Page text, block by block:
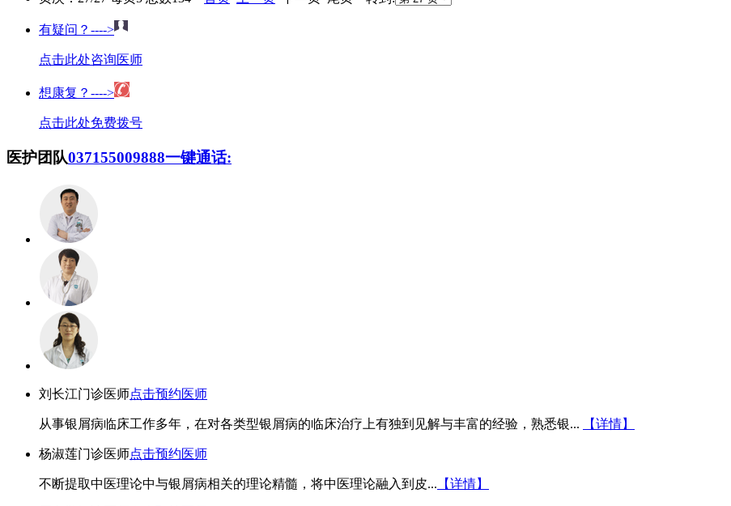
有疑问？---->
点击此处咨询医师
想康复？---->
点击此处免费拨号
医护团队037155009888一键通话:
刘长江门诊医师点击预约医师
从事银屑病临床工作多年，在对各类型银屑病的临床治疗上有独到见解与丰富的经验，熟悉银... 【详情】
杨淑莲门诊医师点击预约医师
不断提取中医理论中与银屑病相关的理论精髓，将中医理论融入到皮... 【详情】